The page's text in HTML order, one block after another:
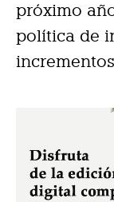
próximo
política de